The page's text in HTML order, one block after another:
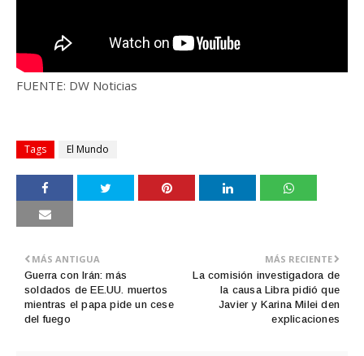
FUENTE: DW Noticias
Tags El Mundo
MÁS RECIENTE
La comisión investigadora de
la causa Libra pidió que
Javier y Karina Milei den
explicaciones
MÁS ANTIGUA
Guerra con Irán: más
soldados de EE.UU. muertos
mientras el papa pide un cese
del fuego